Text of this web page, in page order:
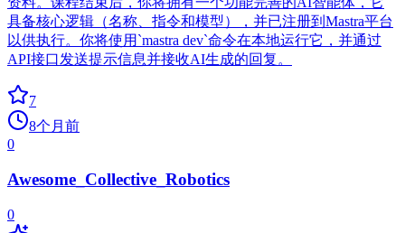
具备核心逻辑（名称、指令和模型），并已注册到Mastra平台
以供执行。你将使用`mastra dev`命令在本地运行它，并通过
API接口发送提示信息并接收AI生成的回复。
7
8个月前
0
Awesome_Collective_Robotics
0